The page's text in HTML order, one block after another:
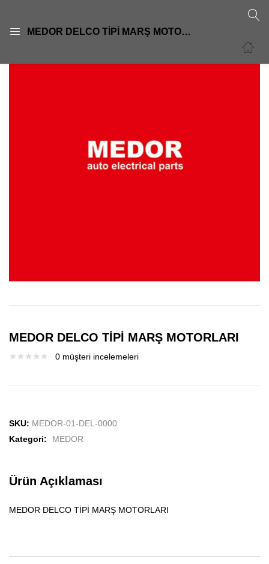
MEDOR DELCO TİPİ MARŞ MOTORLARI
MEDOR DELCO TİPİ MARŞ MOTORLARI
0 müşteri incelemeleri
SKU: MEDOR-01-DEL-0000
Kategori:
MEDOR
Ürün Açıklaması
MEDOR DELCO TİPİ MARŞ MOTORLARI